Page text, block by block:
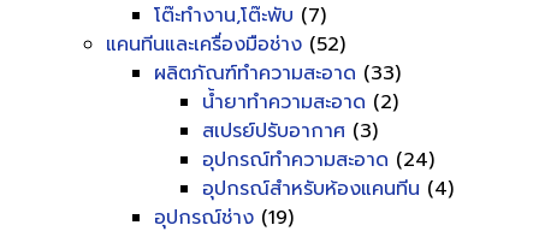
โต๊ะทำงาน,โต๊ะพับ (7)
แคนทีนและเครื่องมือช่าง (52)
ผลิตภัณฑ์ทำความสะอาด (33)
น้ำยาทำความสะอาด (2)
สเปรย์ปรับอากาศ (3)
อุปกรณ์ทำความสะอาด (24)
อุปกรณ์สำหรับห้องแคนทีน (4)
อุปกรณ์ช่าง (19)